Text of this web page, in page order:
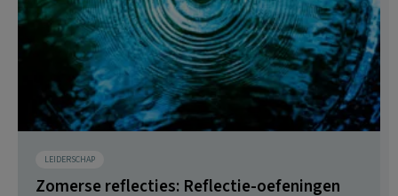
LEIDERSCHAP
Zomerse reflecties: Reflectie-oefeningen